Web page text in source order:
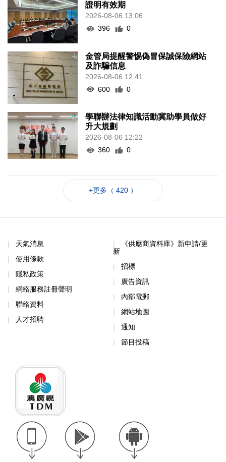
證明有效期
2026-08-06 13:06
396
0
金管局提醒警惕偽冒保誠保險網站
及詐騙信息
2026-08-06 12:41
600
0
學聯辦法律知識活動冀助學員做好
升大規劃
2026-08-06 12:22
360
0
+更多（ 420 ）
天氣消息
使用條款
隱私政策
網絡服務註冊聲明
聯絡資料
人才招聘
《供應商資料庫》新申請/更
新
招標
廣告資訊
內部電郵
網站地圖
通知
節目投稿